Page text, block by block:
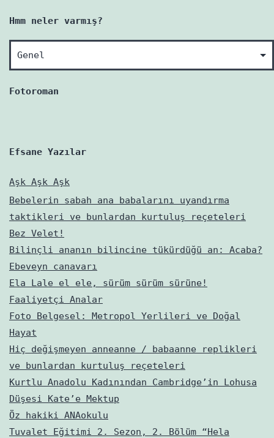
Hmm neler varmış?
Hmm
neler
varmış?
Fotoroman
Efsane Yazılar
Aşk Aşk Aşk
Bebelerin sabah ana babalarını uyandırma
taktikleri ve bunlardan kurtuluş reçeteleri
Bez Velet!
Bilinçli ananın bilincine tükürdüğü an: Acaba?
Ebeveyn canavarı
Ela Lale el ele, sürüm sürüm sürüne!
Faaliyetçi Analar
Foto Belgesel: Metropol Yerlileri ve Doğal
Hayat
Hiç değişmeyen anneanne / babaanne replikleri
ve bunlardan kurtuluş reçeteleri
Kurtlu Anadolu Kadınından Cambridge’in Lohusa
Düşesi Kate’e Mektup
Öz hakiki ANAokulu
Tuvalet Eğitimi 2. Sezon, 2. Bölüm “Hela